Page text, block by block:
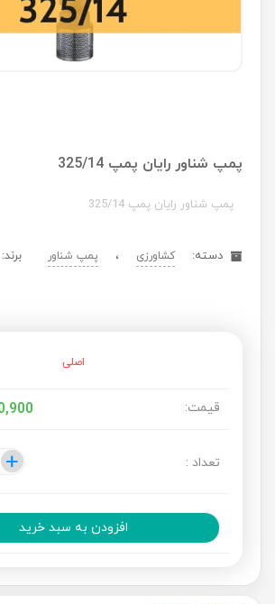
پمپ شناور رایان پمپ 325/14
پمپ شناور رایان پمپ 325/14
دسته: کشاورزی ، پمپ شناور برند:
اصلی
قیمت:
تعداد : +
+
افزودن به سبد خرید